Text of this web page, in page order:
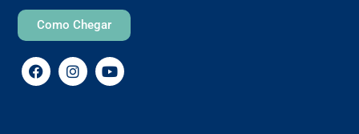
Como Chegar